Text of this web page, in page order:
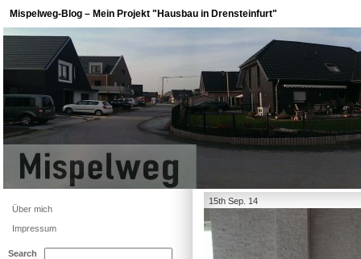
Mispelweg-Blog – Mein Projekt "Hausbau in Drensteinfurt"
15th Sep. 14
Über mich
Impressum
Search